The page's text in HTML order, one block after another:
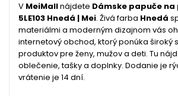
V MeiMallnájdete Dámske papuče
5LE103 Hnedá | Mei. Živá farba Hnedá
materiálmi a moderným dizajnom vás
internetový obchod, ktorý ponúka široký
produktov pre ženy, mužov a deti. Tu
oblečenie, tašky a doplnky. Dodanie je
vrátenie je 14 dní.